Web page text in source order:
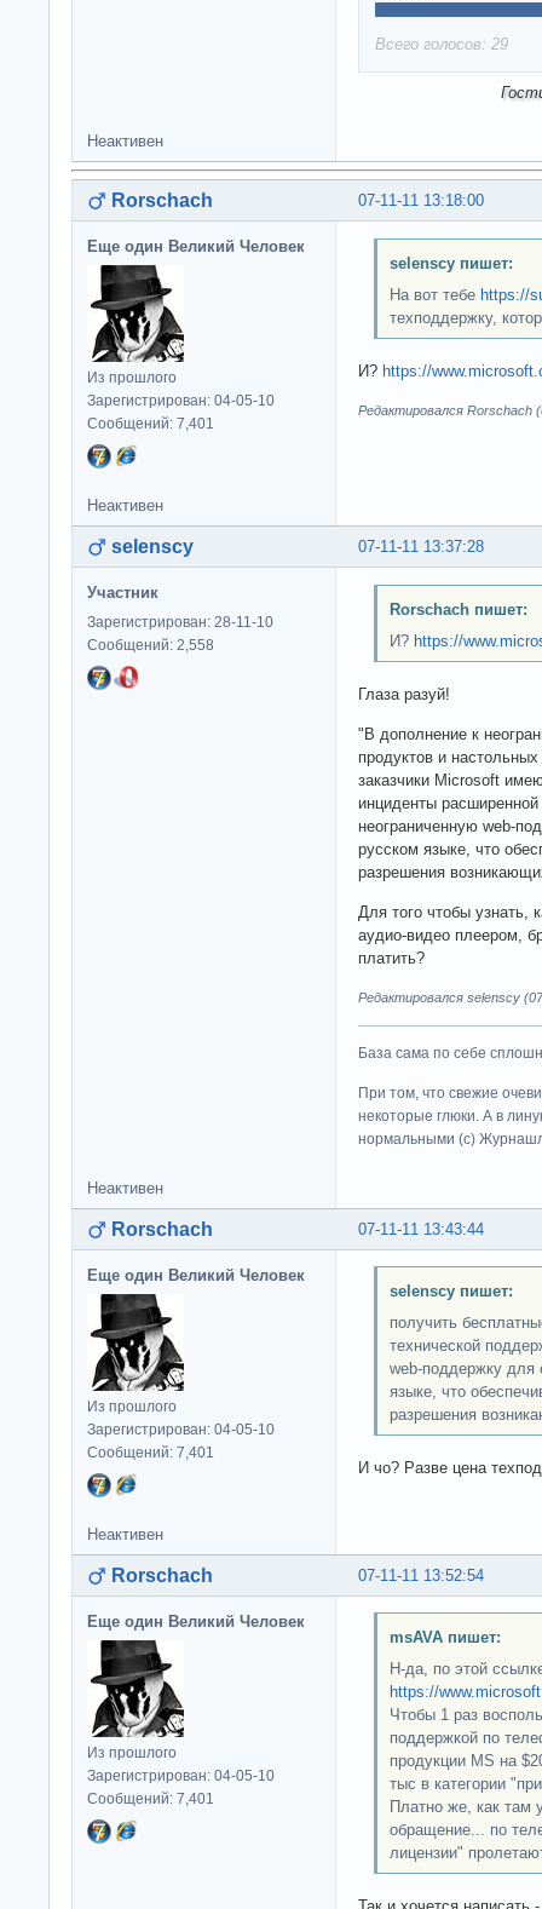
Всего голосов: 29
Неактивен
07-11-11 13:18:00
Rorschach
Еще один Великий Человек
Из прошлого
Зарегистрирован: 04-05-10
Сообщений: 7,401
selenscy пишет:
На вот тебе https://
техподдержку,
И? https://
Редактировался Rorschach
Неактивен
07-11-11 13:37:28
selenscy
Участник
Зарегистрирован: 28-11-10
Сообщений: 2,558
Rorschach пишет:
И? https://
Глаза разуй!
"В дополнение к
продуктов и
заказчики Microsoft
инциденты
неограниченную web-
русском языке, что
разрешения
Для того чтобы узнать,
аудио-видео плеером,
платить?
Редактировался selenscy
База сама по себе
При том, что свежие
некоторые глюки. А в
нормальными (c)
Неактивен
07-11-11 13:43:44
Rorschach
Еще один Великий Человек
Из прошлого
Зарегистрирован: 04-05-10
Сообщений: 7,401
selenscy пишет:
получить
технической
web-поддержку для
языке, что
разрешения
И чо? Разве цена
Неактивен
07-11-11 13:52:54
Rorschach
Еще один Великий Человек
Из прошлого
Зарегистрирован: 04-05-10
Сообщений: 7,401
msAVA пишет:
Н-да, по этой
https://
Чтобы 1 раз
поддержкой по
продукции MS на
тыс в категории
Платно же, как там
обращение... по
лицензии"